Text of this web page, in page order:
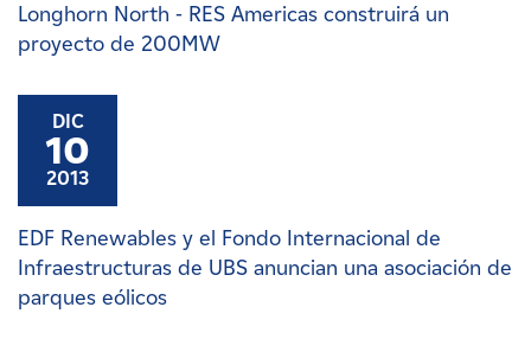
Longhorn North - RES Americas construirá un
proyecto de 200MW
DIC
10
2013
EDF Renewables y el Fondo Internacional de
Infraestructuras de UBS anuncian una asociación de
parques eólicos